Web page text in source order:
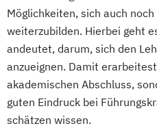
Maschinenbau &
Medical Care
Nachhaltiges
Planung und
Arbeit
Rechnungswesen
Sales and Negotiation
Möglichkeiten, sich auch
weiterzubilden. Hierbei geht
andeutet, darum, sich den
anzueignen. Damit
akademischen Abschluss,
guten Eindruck bei
schätzen wissen.